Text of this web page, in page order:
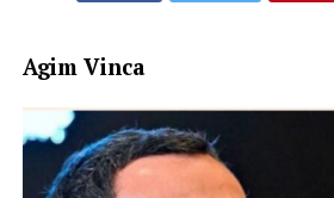
Agim Vinca